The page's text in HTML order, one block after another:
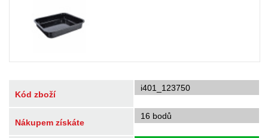
Kód zboží
i401_123750
Nákupem získáte
16 bodů